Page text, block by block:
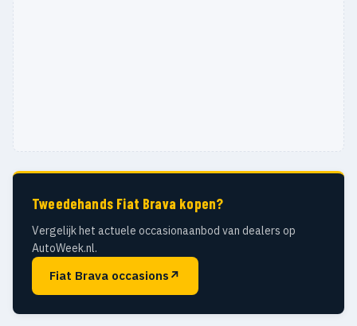
Tweedehands Fiat Brava kopen?
Vergelijk het actuele occasionaanbod van dealers op
AutoWeek.nl.
Fiat Brava occasions ↗